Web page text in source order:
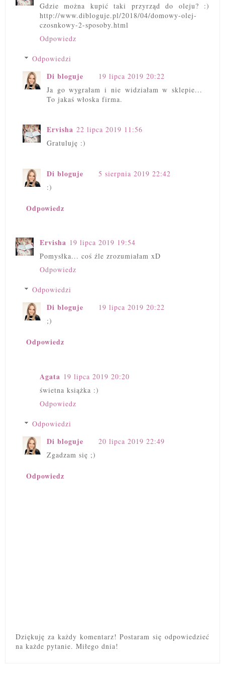
Gdzie można kupić taki przyrząd do oleju? :)
http://www.dibloguje.pl/2018/04/domowy-olej-
czosnkowy-2-sposoby.html
Odpowiedz
Odpowiedzi
Di bloguje
19 lipca 2019 20:22
Ja go wygrałam i nie widziałam w sklepie...
To jakaś włoska firma.
Ervisha 22 lipca 2019 11:56
Gratuluję :)
Di bloguje
5 sierpnia 2019 22:42
:)
Odpowiedz
Ervisha 19 lipca 2019 19:54
Pomysłka... coś źle zrozumiałam xD
Odpowiedz
Odpowiedzi
Di bloguje
19 lipca 2019 20:22
;)
Odpowiedz
Agata 19 lipca 2019 20:20
świetna książka :)
Odpowiedz
Odpowiedzi
Di bloguje
20 lipca 2019 22:49
Zgadzam się ;)
Odpowiedz
Dziękuję za każdy komentarz! Postaram się odpowiedzieć
na każde pytanie. Miłego dnia!